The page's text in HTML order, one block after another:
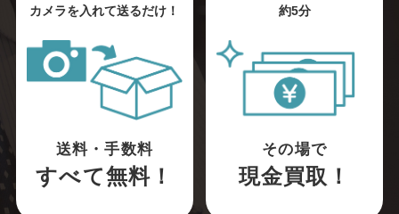
カメラを入れて送るだけ！
送料・手数料
すべて無料！
約5分
その場で
現金買取！